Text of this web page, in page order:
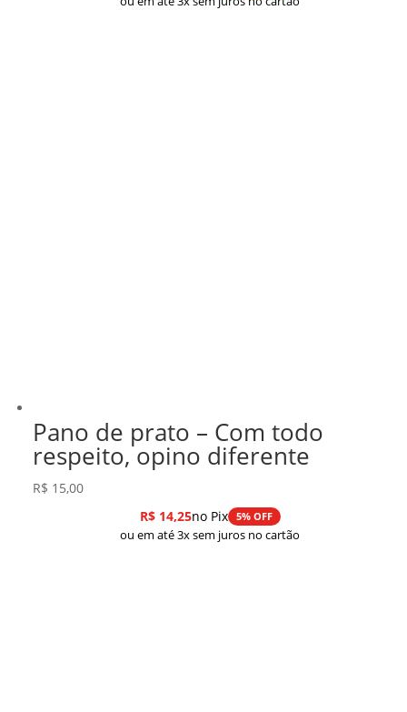
Pano de prato – Com todo
respeito, opino diferente
R$ 15,00
R$14,25no Pix 5% OFF
ou em até 3x sem juros no cartão